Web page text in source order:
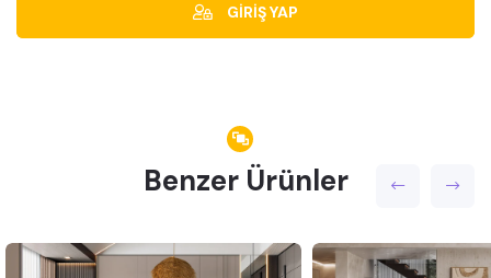
GİRİŞ YAP
Benzer Ürünler